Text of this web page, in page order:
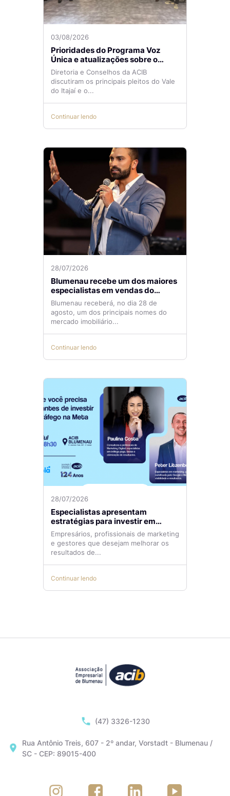
03/08/2026
Prioridades do Programa Voz
Única e atualizações sobre o
Aeroporto de Navegantes são
temas de reunião na ACIB
Diretoria e Conselhos da ACIB
discutiram os principais pleitos do Vale
do Itajaí e o...
Continuar lendo
28/07/2026
Blumenau recebe um dos maiores
especialistas em vendas do
mercado imobiliário
Blumenau receberá, no dia 28 de
agosto, um dos principais nomes do
mercado imobiliário...
Continuar lendo
28/07/2026
Especialistas apresentam
estratégias para investir em
tráfego pago com mais eficiência
Empresários, profissionais de marketing
e gestores que desejam melhorar os
resultados de...
Continuar lendo
(47) 3326-1230
Rua Antônio Treis, 607 - 2º andar, Vorstadt - Blumenau /
SC - CEP: 89015-400